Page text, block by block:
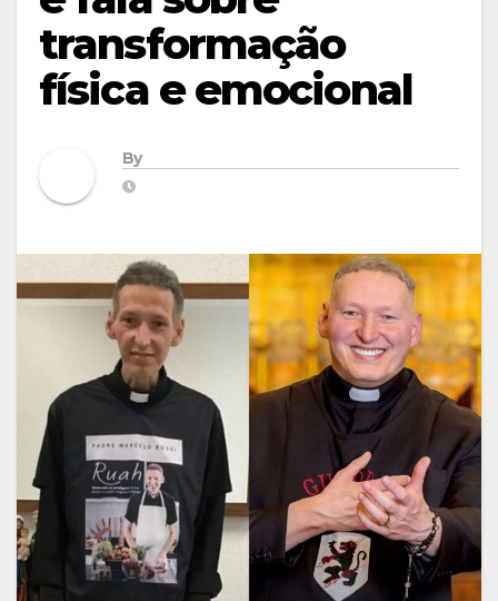
transformação
física e emocional
By